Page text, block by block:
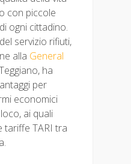
con piccole
ogni cittadino.
servizio rifiuti,
alla General
ha
per
economici
ai quali
tariffe TARI tra